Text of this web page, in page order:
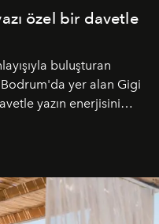
özel bir davetle
buluşturan
yer alan Gigi
yazın enerjisini